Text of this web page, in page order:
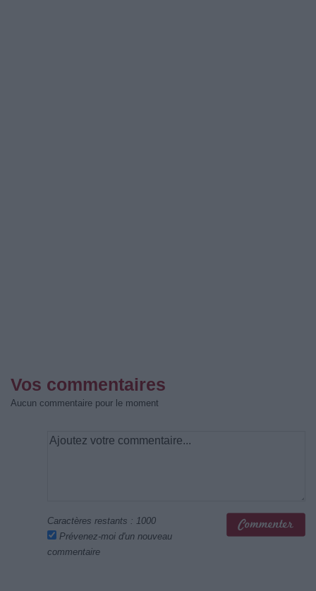
Vos commentaires
Aucun commentaire pour le moment
Caractères restants : 1000
Prévenez-moi d'un nouveau
commentaire